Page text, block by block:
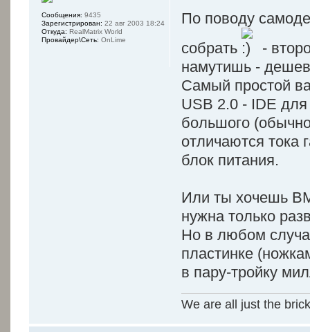
По поводу
собрать
-
намутишь -
Самый простой
USB 2.0 - IDE
большого
отличаются тока
блок питания.
Или ты хочешь
нужна только
Но в любом
пластинке
в пару-тройку
We are all just the
Сообщения: 9435
Зарегистрирован: 22 авг 2003 18:24
Откуда: RealMatrix World
Провайдер\Сеть: OnLime